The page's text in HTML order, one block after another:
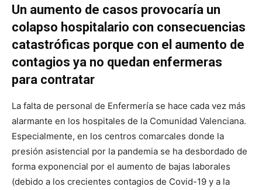
Un aumento de casos provocaría un
colapso hospitalario con consecuencias
catastróficas porque con el aumento de
contagios ya no quedan enfermeras
para contratar
La falta de personal de Enfermería se hace cada vez más
alarmante en los hospitales de la Comunidad Valenciana.
Especialmente, en los centros comarcales donde la
presión asistencial por la pandemia se ha desbordado de
forma exponencial por el aumento de bajas laborales
(debido a los crecientes contagios de Covid-19 y a la